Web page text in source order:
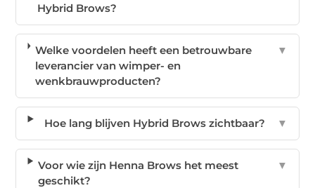
Hybrid Brows?
Welke voordelen heeft een betrouwbare
leverancier van wimper- en
wenkbrauwproducten?
▼
Hoe lang blijven Hybrid Brows zichtbaar? ▼
Voor wie zijn Henna Brows het meest
geschikt?
▼